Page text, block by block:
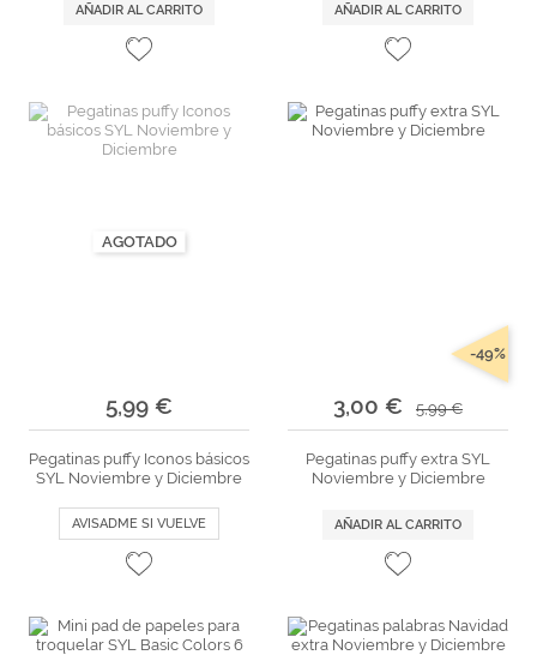
AÑADIR AL CARRITO AÑADIR AL CARRITO
AGOTADO
5,99 €
Pegatinas puffy Iconos básicos
SYL Noviembre y Diciembre
AVISADME SI VUELVE
3,00 € 5,99 €
-49%
Pegatinas puffy extra SYL
Noviembre y Diciembre
AÑADIR AL CARRITO